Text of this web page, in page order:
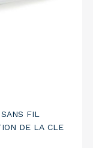
FIL
DE LA CLE